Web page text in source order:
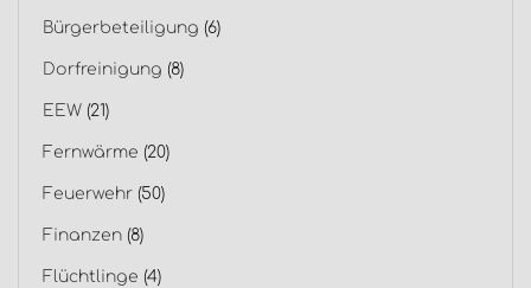
Bürgerbeteiligung (6)
Dorfreinigung (8)
EEW (21)
Fernwärme (20)
Feuerwehr (50)
Finanzen (8)
Flüchtlinge (4)